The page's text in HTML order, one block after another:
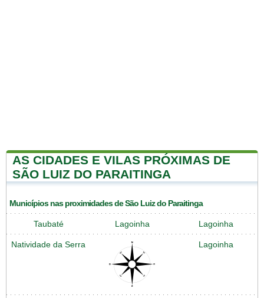
AS CIDADES E VILAS PRÓXIMAS DE
SÃO LUIZ DO PARAITINGA
Municípios nas proximidades de São Luiz do Paraitinga
Taubaté Lagoinha Lagoinha
Natividade da Serra Lagoinha